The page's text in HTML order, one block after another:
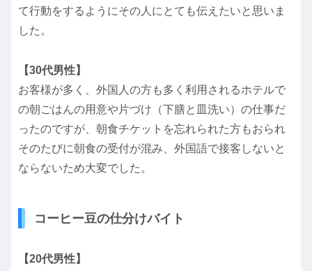
て行動をするようにその人にとても伝えたいと思いま
した。
【30代男性】
お客様が多く、外国人の方も多く利用されるホテルで
の朝ごはんの用意や片づけ（下膳と皿洗い）の仕事だ
ったのですが、朝食チケットを忘れられた方もおられ
そのたびに朝食の受付が混み、外国語で接客しないと
ならないため大変でした。
コーヒー豆の仕分けバイト
【20代男性】